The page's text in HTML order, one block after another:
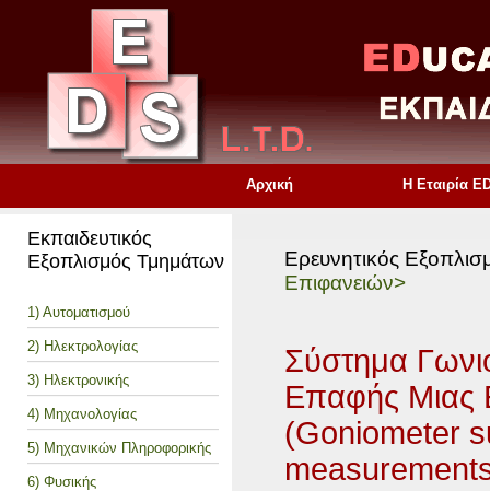
Αρχική Η Εταιρία
Εκπαιδευτικός
Εξοπλισμός Τμημάτων
1) Αυτοματισμού
2) Ηλεκτρολογίας
3) Ηλεκτρονικής
4) Μηχανολογίας
5) Μηχανικών Πληροφορικής
6) Φυσικής
Ερευνητικός
Επιφανειών>
Σύστημα
Επαφής Μιας
(Goniometer